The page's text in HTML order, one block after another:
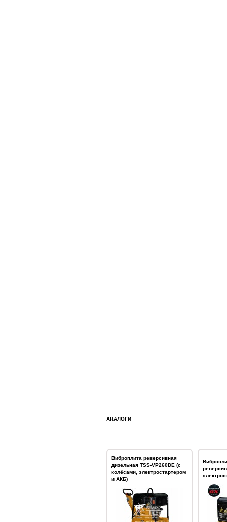
АНАЛОГИ
Виброплита реверсивная
дизельная TSS-VP260DE (с
колёсами, электростартером
и АКБ)